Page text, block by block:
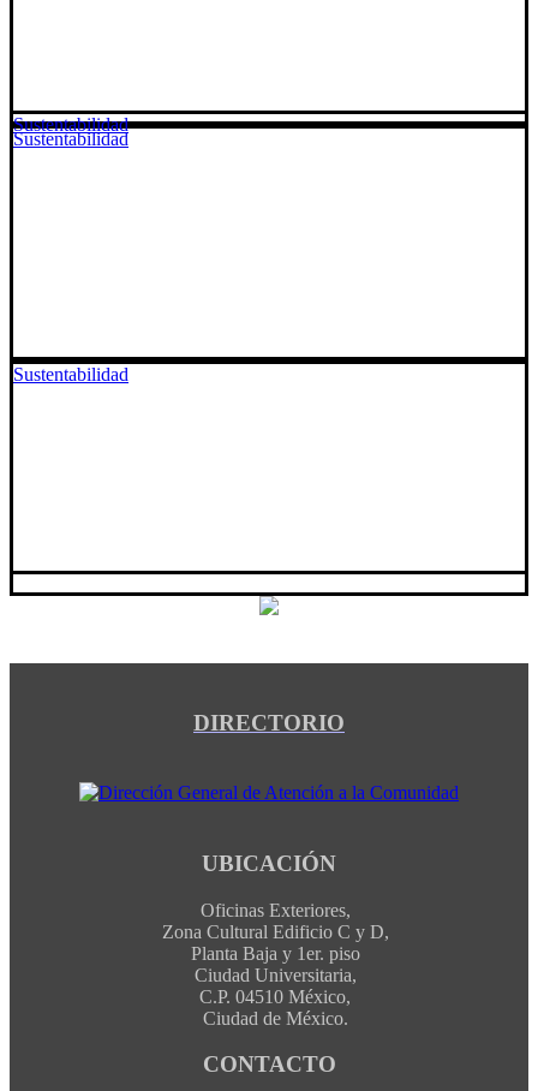
Sustentabilidad
Sustentabilidad
Sustentabilidad
DIRECTORIO
UBICACIÓN
Oficinas Exteriores,
Zona Cultural Edificio C y D,
Planta Baja y 1er. piso
Ciudad Universitaria,
C.P. 04510 México,
Ciudad de México.
CONTACTO